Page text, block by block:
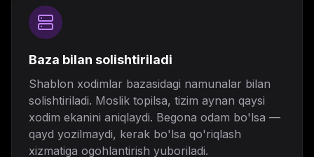
Baza bilan solishtiriladi
Shablon xodimlar bazasidagi namunalar bilan
solishtiriladi. Moslik topilsa, tizim aynan qaysi
xodim ekanini aniqlaydi. Begona odam bo'lsa —
qayd yozilmaydi, kerak bo'lsa qo'riqlash
xizmatiga ogohlantirish yuboriladi.